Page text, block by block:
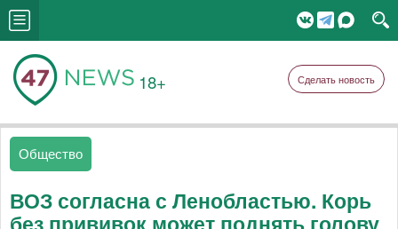
18+ Сделать новость
Общество
ВОЗ согласна с Ленобластью. Корь